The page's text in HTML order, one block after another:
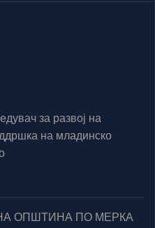
за развој на
на младинско
ОПШТИНА ПО МЕРКА